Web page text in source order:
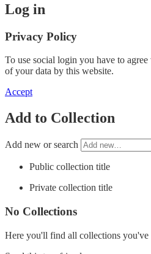
Log in
Privacy Policy
To use social login you have to
of your data by this website.
Accept
Add to Collection
Add new or search
Public collection title
Private collection title
No Collections
Here you'll find all collections you've